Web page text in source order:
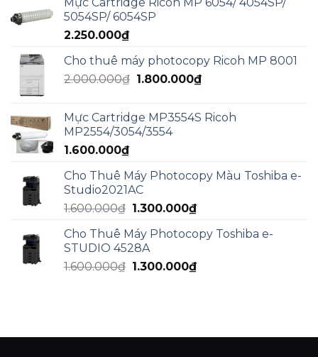
là:
5.000.000₫.
tại
5054SP/ 6054SP
2.250.000₫
Cho thuê máy photocopy Ricoh MP 8001
2.000.000₫ Giá
2.000.000₫.
1.800.000₫Giá
là:
Mực Cartridge MP3554S Ricoh
MP2554/3054/3554
1.600.000₫
Cho Thuê Máy Photocopy Màu Toshiba e-
Studio2021AC
1.600.000₫ Giá
là:
1.600.000₫.
1.300.000₫Giá
tại
1.300.000₫.
Cho Thuê Máy Photocopy Toshiba e-
STUDIO 4528A
1.600.000₫ Giá
1.300.000₫Giá